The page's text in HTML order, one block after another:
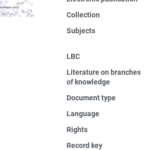
Collection
Subjects
LBC
Literature on branches
of knowledge
Document type
Language
Rights
Record key